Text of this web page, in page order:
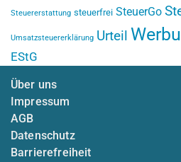
Steuererstattung steuerfrei SteuerGo
Umsatzsteuererklärung Urteil
EStG
Über uns
Impressum
AGB
Datenschutz
Barrierefreiheit